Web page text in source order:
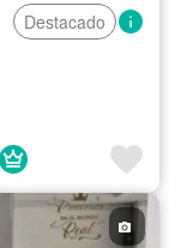
Destacado